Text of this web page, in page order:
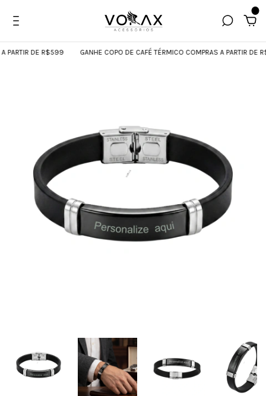
DE R$599 GANHE COPO DE CAFÉ TÉRMICO COMPRAS A PARTIR DE